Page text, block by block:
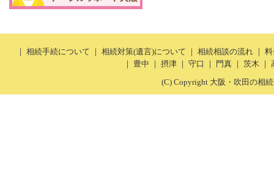
相続手続について 相続対策(遺言)について 相続相談の流れ｜
豊中 摂津 守口 門真 茨木
(C) Copyright 大阪・吹田の相